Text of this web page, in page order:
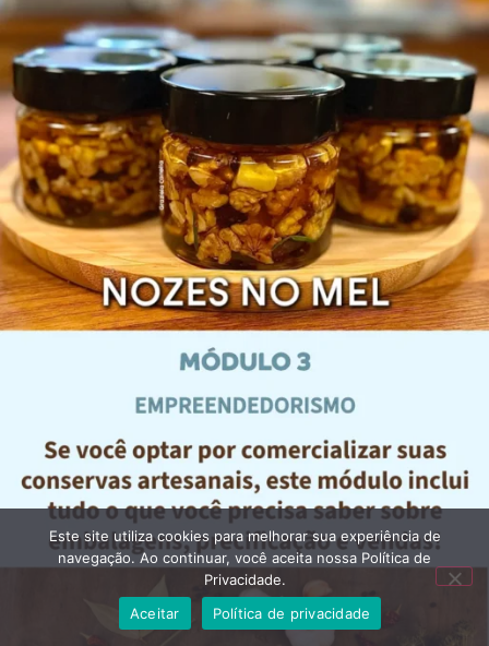
Este site utiliza cookies para melhorar sua experiência de
navegação. Ao continuar, você aceita nossa Política de
Privacidade.
Aceitar
Política de privacidade